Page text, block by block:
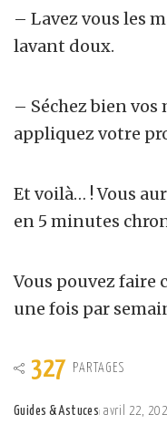
– Lavez vous les
lavant doux.
– Séchez bien
appliquez votre
Et voilà… ! Vous
en 5 minutes
Vous pouvez faire
une fois par
327 PARTAGES
Guides & Astuces avril 22,